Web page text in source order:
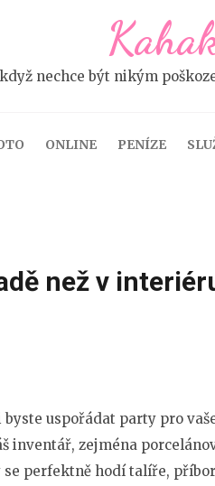
nechce být nikým
ONLINE PENÍZE
než v
byste uspořádat party pro
inventář, zejména
se perfektně hodí talíře,